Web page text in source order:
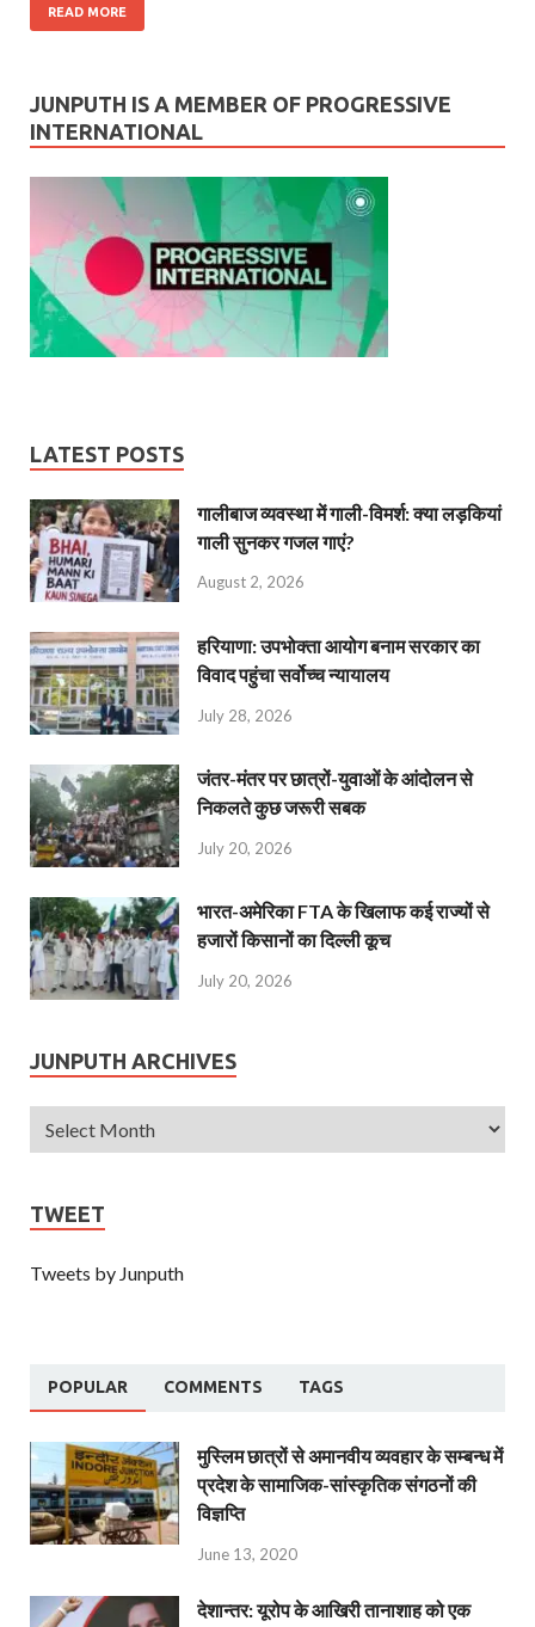
READ MORE
JUNPUTH IS A MEMBER OF PROGRESSIVE
INTERNATIONAL
LATEST POSTS
गालीबाज व्‍यवस्‍था में गाली-विमर्श: क्या लड़कियां
गाली सुनकर गजल गाएं?
August 2, 2026
हरियाणा: उपभोक्ता आयोग बनाम सरकार का
विवाद पहुंचा सर्वोच्च न्यायालय
July 28, 2026
जंतर-मंतर पर छात्रों-युवाओं के आंदोलन से
निकलते कुछ जरूरी सबक
July 20, 2026
भारत-अमेरिका FTA के खिलाफ कई राज्यों से
हजारों किसानों का दिल्ली कूच
July 20, 2026
JUNPUTH ARCHIVES
TWEET
Tweets by Junputh
POPULAR COMMENTS TAGS
मुस्लिम छात्रों से अमानवीय व्यवहार के सम्बन्ध में
प्रदेश के सामाजिक-सांस्कृतिक संगठनों की
विज्ञप्ति
June 13, 2020
देशान्‍तर: यूरोप के आखिरी तानाशाह को एक